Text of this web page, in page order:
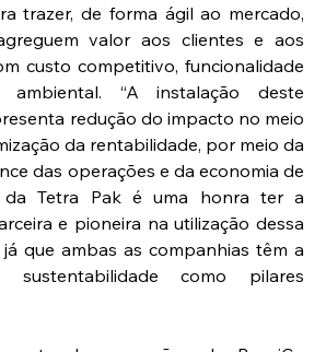
trazer, de forma ágil ao mercado,
valor aos clientes e aos
custo competitivo, funcionalidade
ambiental. “A instalação deste
redução do impacto no meio
da rentabilidade, por meio da
das operações e da economia de
da Tetra Pak é uma honra ter a
e pioneira na utilização dessa
que ambas as companhias têm a
como pilares